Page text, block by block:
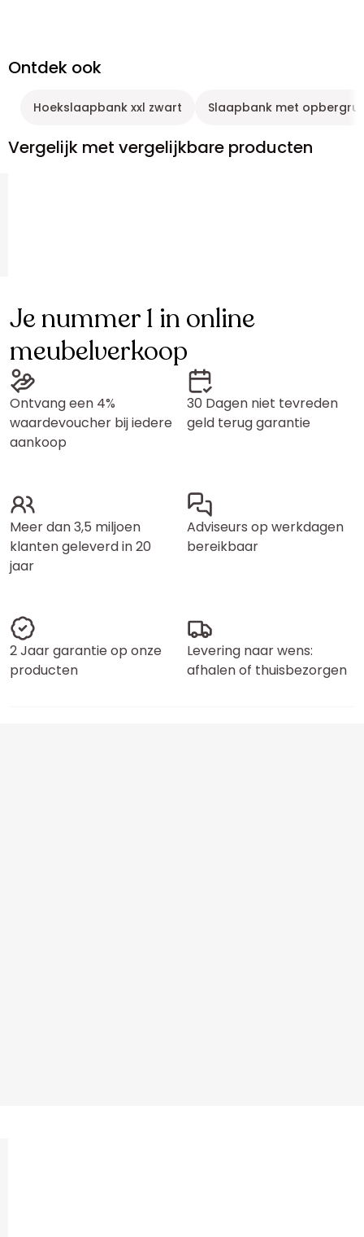
Ontdek ook
Hoekslaapbank xxl zwart Slaapbank met
Vergelijk met vergelijkbare producten
Je nummer 1 in online
meubelverkoop
Ontvang een 4%
waardevoucher bij iedere
aankoop
30 Dagen niet tevreden
geld terug garantie
Meer dan 3,5 miljoen
klanten geleverd in 20
jaar
Adviseurs op werkdagen
bereikbaar
2 Jaar garantie op onze
producten
Levering naar wens:
afhalen of thuisbezorgen